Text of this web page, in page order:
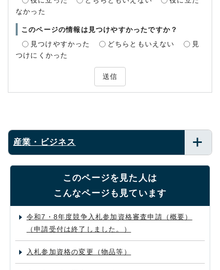
なかった
このページの情報は見つけやすかったですか？
見つけやすかった
どちらともいえない
見
つけにくかった
送信
産業・ビジネス
このページを見た人は
こんなページも見ています
令和7・8年度競争入札参加資格審査申請（概要）
（申請受付は終了しました。）
入札参加資格の変更（物品等）